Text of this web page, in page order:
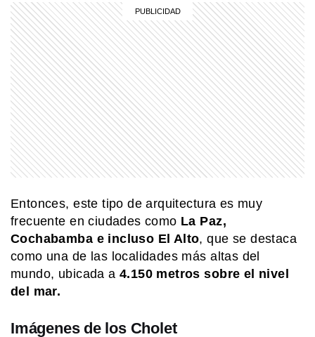
Entonces, este tipo de arquitectura es muy
frecuente en ciudades como La Paz,
Cochabamba e incluso El Alto, que se destaca
como una de las localidades más altas del
mundo, ubicada a 4.150 metros sobre el nivel
del mar.
Imágenes de los Cholet
INTERESANTE
¿Qué pasa con los envases después
de usarlos? La experiencia que
enseña a darles una segunda vida
HISTORIA
Querido Mariano Moreno: estas son
las cartas de amor que Guadalupe
Cuenca, su esposa, le escribió luego
de su partida
SABER MAS
Beneficios de la leche: un alimento
que va más allá de la infancia
EL MUNDO